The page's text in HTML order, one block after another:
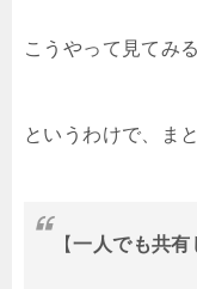
こうやって見てみ
というわけで、ま
【一人でも共有